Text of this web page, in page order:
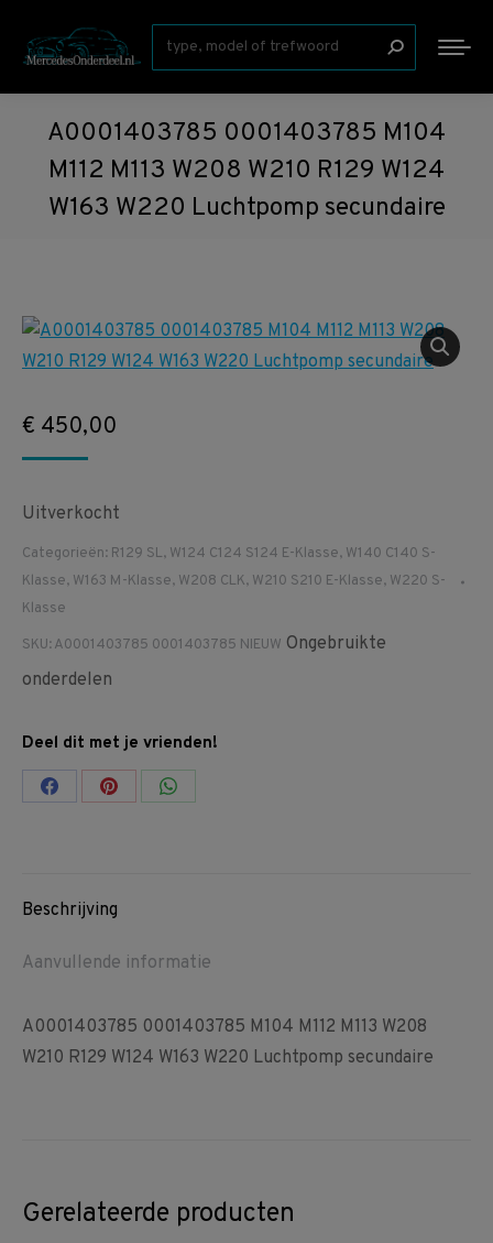
Zoeken:
A0001403785 0001403785 M104
M112 M113 W208 W210 R129 W124
W163 W220 Luchtpomp secundaire
€ 450,00
Uitverkocht
Categorieën: R129 SL, W124 C124 S124 E-Klasse, W140 C140 S-
Klasse, W163 M-Klasse, W208 CLK, W210 S210 E-Klasse, W220 S-
Klasse
SKU:A0001403785 0001403785 NIEUW Ongebruikte
onderdelen
Deel dit met je vrienden!
Share Share Share
Beschrijving
Aanvullende informatie
A0001403785 0001403785 M104 M112 M113 W208
W210 R129 W124 W163 W220 Luchtpomp secundaire
Gerelateerde producten